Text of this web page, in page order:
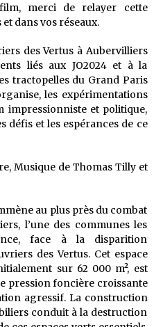
merci de relayer cette
dans vos réseaux.
des Vertus à Aubervilliers
liés aux JO2024 et à la
tractopelles du Grand Paris
les expérimentations
impressionniste et politique,
défis et les espérances de ce
Musique de Thomas Tilly et
au plus près du combat
l’une des communes les
face à la disparition
des Vertus. Cet espace
sur 62 000 m², est
pression foncière croissante
agressif. La construction
conduit à la destruction